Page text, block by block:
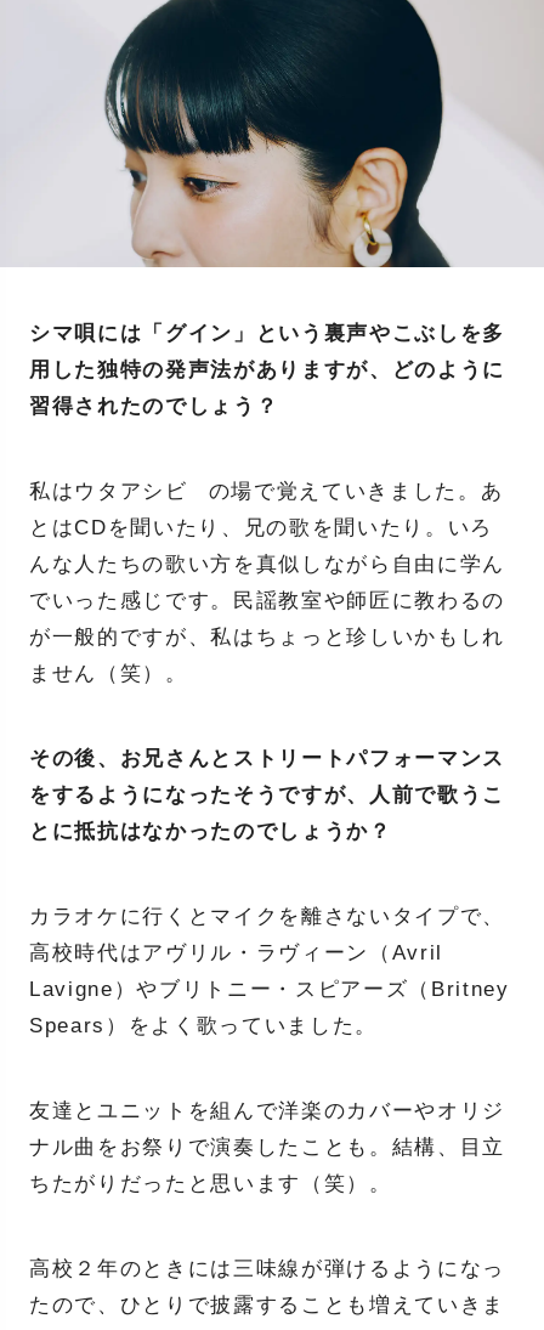
シマ唄には「グイン」という裏声やこぶしを多
用した独特の発声法がありますが、どのように
習得されたのでしょう？
私はウタアシビ゙の場で覚えていきました。あ
とはCDを聞いたり、兄の歌を聞いたり。いろ
んな人たちの歌い方を真似しながら自由に学ん
でいった感じです。民謡教室や師匠に教わるの
が一般的ですが、私はちょっと珍しいかもしれ
ません（笑）。
その後、お兄さんとストリートパフォーマンス
をするようになったそうですが、人前で歌うこ
とに抵抗はなかったのでしょうか？
カラオケに行くとマイクを離さないタイプで、
高校時代はアヴリル・ラヴィーン（Avril
Lavigne）やブリトニー・スピアーズ（Britney
Spears）をよく歌っていました。
友達とユニットを組んで洋楽のカバーやオリジ
ナル曲をお祭りで演奏したことも。結構、目立
ちたがりだったと思います（笑）。
高校２年のときには三味線が弾けるようになっ
たので、ひとりで披露することも増えていきま